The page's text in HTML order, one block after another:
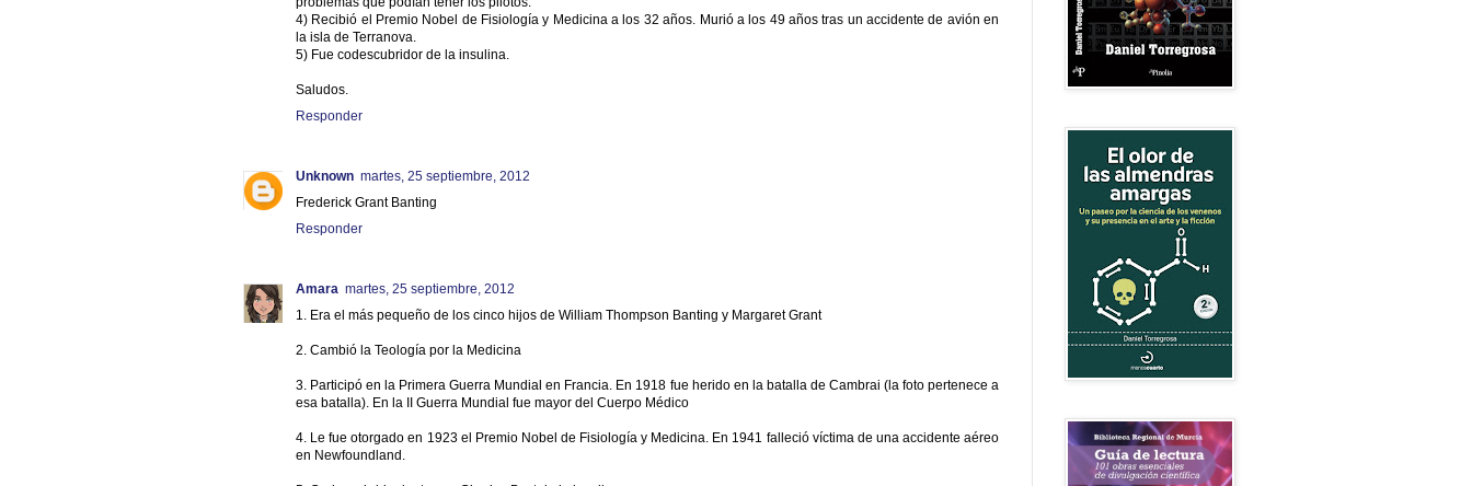
4) Recibió el Premio Nobel de Fisiología y Medicina a los 32 años. Murió a los 49 años tras un accidente de avión en
la isla de Terranova.
5) Fue codescubridor de la insulina.
Saludos.
Responder
Unknown martes, 25 septiembre, 2012
Frederick Grant Banting
Responder
Amara martes, 25 septiembre, 2012
1. Era el más pequeño de los cinco hijos de William Thompson Banting y Margaret Grant
2. Cambió la Teología por la Medicina
3. Participó en la Primera Guerra Mundial en Francia. En 1918 fue herido en la batalla de Cambrai (la foto pertenece a
esa batalla). En la II Guerra Mundial fue mayor del Cuerpo Médico
4. Le fue otorgado en 1923 el Premio Nobel de Fisiología y Medicina. En 1941 falleció víctima de una accidente aéreo
en Newfoundland.